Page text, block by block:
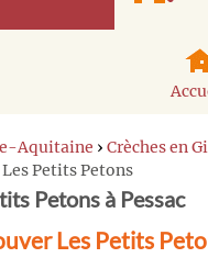
Aquitaine › Crèches en
Les Petits Petons
Petons à Pessac
Les Petits